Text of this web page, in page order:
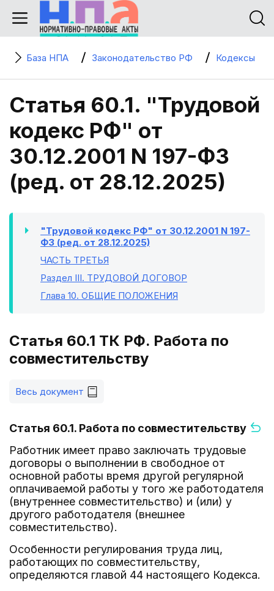
База НПА Законодательство РФ Кодексы
Статья 60.1. "Трудовой
кодекс РФ" от
30.12.2001 N 197-ФЗ
(ред. от 28.12.2025)
"Трудовой кодекс РФ" от 30.12.2001 N 197-
ФЗ (ред. от 28.12.2025)
ЧАСТЬ ТРЕТЬЯ
Раздел III. ТРУДОВОЙ ДОГОВОР
Глава 10. ОБЩИЕ ПОЛОЖЕНИЯ
Статья 60.1 ТК РФ. Работа по
совместительству
Весь документ
Статья 60.1. Работа по совместительству
Работник имеет право заключать трудовые
договоры о выполнении в свободное от
основной работы время другой регулярной
оплачиваемой работы у того же работодателя
(внутреннее совместительство) и (или) у
другого работодателя (внешнее
совместительство).
Особенности регулирования труда лиц,
работающих по совместительству,
определяются главой 44 настоящего Кодекса.